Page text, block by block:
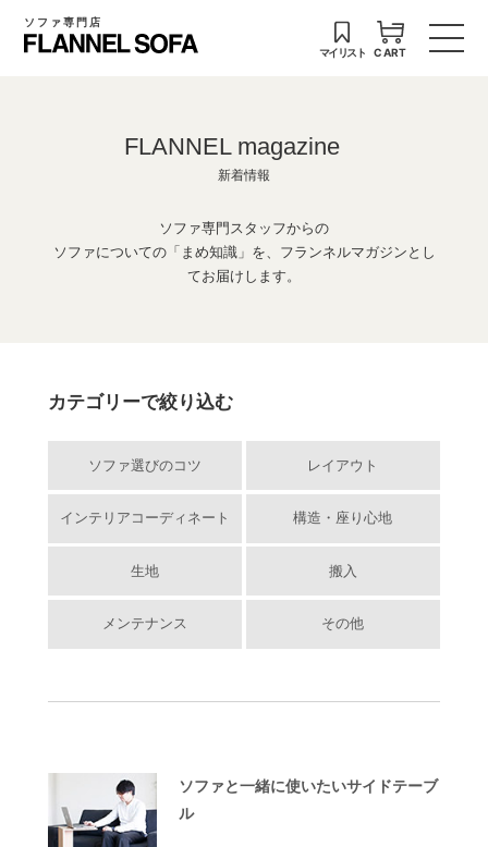
ソファ専門店
マイリスト CART
FLANNEL magazine
新着情報
ソファ専門スタッフからの
ソファについての「まめ知識」を、フランネルマガジンとし
てお届けします。
カテゴリーで絞り込む
ソファ選びのコツ レイアウト
インテリアコーディネート 構造・座り心地
生地 搬入
メンテナンス その他
ソファと一緒に使いたいサイドテーブ
ル